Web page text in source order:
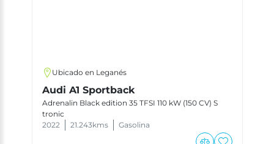
Ubicado en Leganés
Audi A1 Sportback
Adrenalin Black edition 35 TFSI 110 kW (150 CV) S
tronic
2022
21.243kms Gasolina